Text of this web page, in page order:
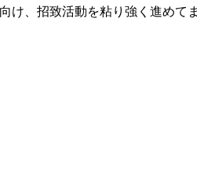
け、招致活動を粘り強く進めて